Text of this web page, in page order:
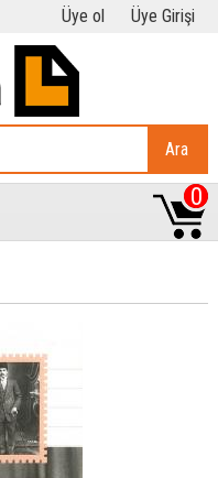
Üye ol Üye Girişi
Ara
0